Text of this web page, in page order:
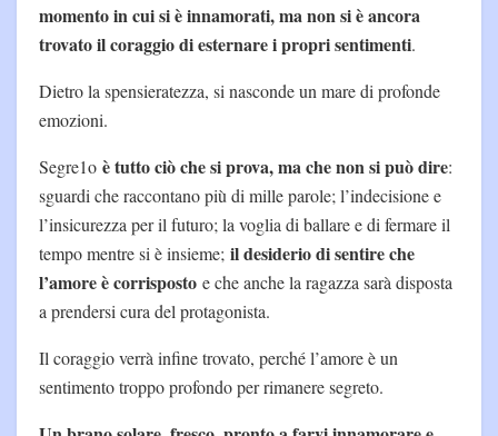
momento in cui si è innamorati, ma non si è ancora
trovato il coraggio di esternare i propri sentimenti.
Dietro la spensieratezza, si nasconde un mare di profonde
emozioni.
Segre1o è tutto ciò che si prova, ma che non si può dire:
sguardi che raccontano più di mille parole; l’indecisione e
l’insicurezza per il futuro; la voglia di ballare e di fermare il
tempo mentre si è insieme; il desiderio di sentire che
l’amore è corrisposto e che anche la ragazza sarà disposta
a prendersi cura del protagonista.
Il coraggio verrà infine trovato, perché l’amore è un
sentimento troppo profondo per rimanere segreto.